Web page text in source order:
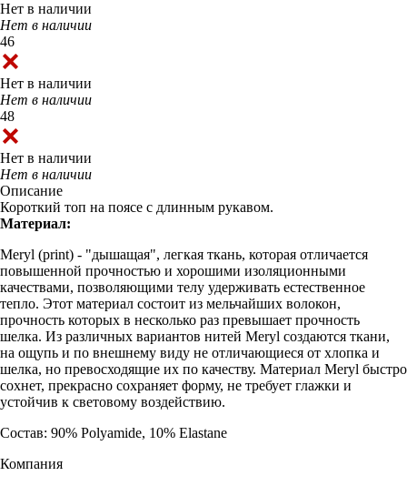
Нет в наличии
Нет в наличии
46
Нет в наличии
Нет в наличии
48
Нет в наличии
Нет в наличии
Описание
Короткий топ на поясе с длинным рукавом.
Материал:
Meryl (print) - "дышащая", легкая ткань, которая отличается
повышенной прочностью и хорошими изоляционными
качествами, позволяющими телу удерживать естественное
тепло. Этот материал состоит из мельчайших волокон,
прочность которых в несколько раз превышает прочность
шелка. Из различных вариантов нитей Meryl создаются ткани,
на ощупь и по внешнему виду не отличающиеся от хлопка и
шелка, но превосходящие их по качеству. Материал Meryl быстро
сохнет, прекрасно сохраняет форму, не требует глажки и
устойчив к световому воздействию.
Состав: 90% Polyamide, 10% Elastane
Компания